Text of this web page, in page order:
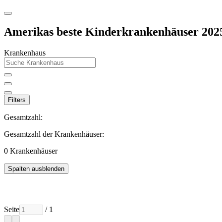
Amerikas beste Kinderkrankenhäuser
Krankenhaus
Filters
Gesamtzahl:
Gesamtzahl der Krankenhäuser:
0 Krankenhäuser
Spalten ausblenden
Seite / 1